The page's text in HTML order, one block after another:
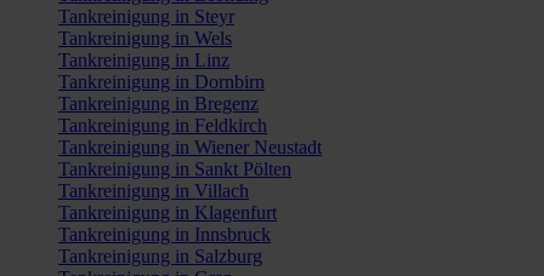
Tankreinigung in Steyr
Tankreinigung in Wels
Tankreinigung in Linz
Tankreinigung in Dornbirn
Tankreinigung in Bregenz
Tankreinigung in Feldkirch
Tankreinigung in Wiener Neustadt
Tankreinigung in Sankt Pölten
Tankreinigung in Villach
Tankreinigung in Klagenfurt
Tankreinigung in Innsbruck
Tankreinigung in Salzburg